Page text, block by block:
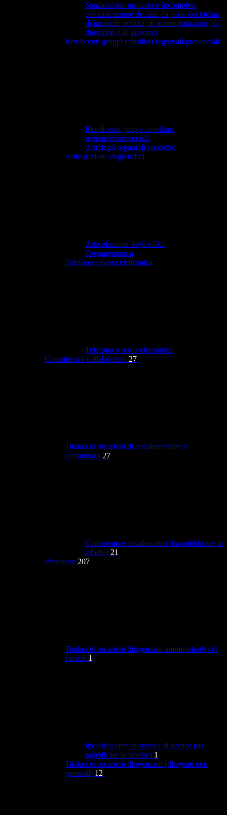
Sanzioni per mancata o incompleta
comunicazione dei dati da parte dei titolari
di incarichi politici, di amministrazione, di
direzione o di governo
Rendiconti gruppi consiliari regionali/provinciali
Rendiconti gruppi consiliari
regionali/provinciali
Atti degli organi di controllo
Articolazione degli uffici
Articolazione degli uffici
Organigramma
Telefono e posta elettronica
Telefono e posta elettronica
Consulenti e collaboratori 27
Titolari di incarichi di collaborazione o
consulenza 27
Consulenti e collaboratori (da pubblicare in
tabelle) 21
Personale 207
Titolari di incarichi dirigenziali amministrativi di
vertice 1
Incarichi amministrativi di vertice (da
pubblicare in tabelle) 1
Titolari di incarichi dirigenziali (dirigenti non
generali) 12